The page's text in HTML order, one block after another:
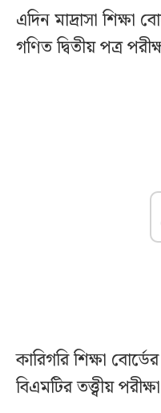
এদিন মাদ্রাসা
গণিত দ্বিতীয় পত্র
কারিগরি শিক্ষা
বিএমটির তত্ত্বীয়